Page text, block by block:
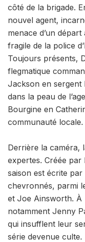
côté de la brigade.
nouvel agent,
menace d’un départ
fragile de la police
Toujours présents,
flegmatique
Jackson en sergent
dans la peau de
Bourgine en
communauté locale.
Derrière la caméra,
expertes. Créée
saison est écrite
chevronnés, parmi
et Joe Ainsworth. À
notamment Jenny
qui insufflent leur
série devenue culte.